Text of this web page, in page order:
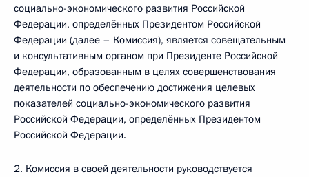
социально-экономического развития Российской
Федерации, определённых Президентом Российской
Федерации (далее – Комиссия), является совещательным
и консультативным органом при Президенте Российской
Федерации, образованным в целях совершенствования
деятельности по обеспечению достижения целевых
показателей социально-экономического развития
Российской Федерации, определённых Президентом
Российской Федерации.
2. Комиссия в своей деятельности руководствуется